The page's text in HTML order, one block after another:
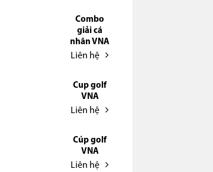
Combo
giải cá
nhân VNA
Liên hệ
Cup golf
VNA
Liên hệ
Cúp golf
VNA
Liên hệ